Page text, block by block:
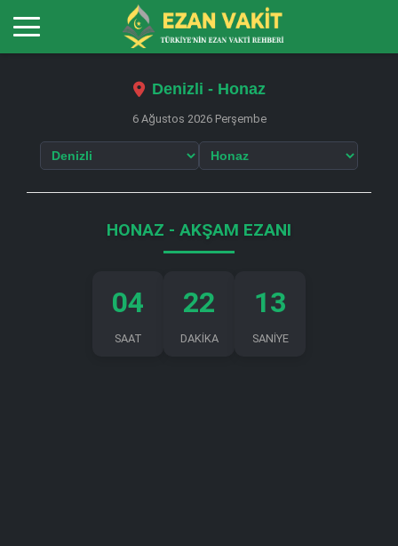
Denizli - Honaz
6 Ağustos 2026 Perşembe
HONAZ - AKŞAM EZANI
04
SAAT
22
DAKİKA
13
SANİYE